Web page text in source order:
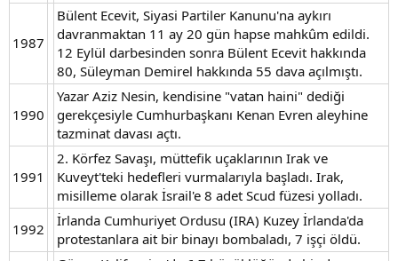
1987
Bülent Ecevit, Siyasi Partiler Kanunu'na aykırı
davranmaktan 11 ay 20 gün hapse mahkûm edildi.
12 Eylül darbesinden sonra Bülent Ecevit hakkında
80, Süleyman Demirel hakkında 55 dava açılmıştı.
1990
Yazar Aziz Nesin, kendisine "vatan haini" dediği
gerekçesiyle Cumhurbaşkanı Kenan Evren aleyhine
tazminat davası açtı.
1991
2. Körfez Savaşı, müttefik uçaklarının Irak ve
Kuveyt'teki hedefleri vurmalarıyla başladı. Irak,
misilleme olarak İsrail'e 8 adet Scud füzesi yolladı.
1992
İrlanda Cumhuriyet Ordusu (IRA) Kuzey İrlanda'da
protestanlara ait bir binayı bombaladı, 7 işçi öldü.